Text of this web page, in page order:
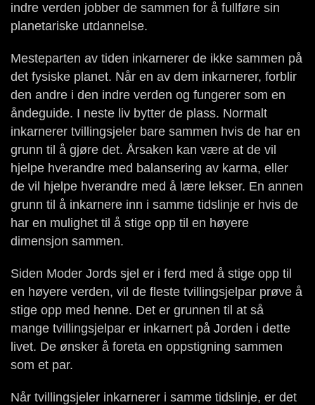
indre verden jobber de sammen for å fullføre sin
planetariske utdannelse.
Mesteparten av tiden inkarnerer de ikke sammen på
det fysiske planet. Når en av dem inkarnerer, forblir
den andre i den indre verden og fungerer som en
åndeguide. I neste liv bytter de plass. Normalt
inkarnerer tvillingsjeler bare sammen hvis de har en
grunn til å gjøre det. Årsaken kan være at de vil
hjelpe hverandre med balansering av karma, eller
de vil hjelpe hverandre med å lære lekser. En annen
grunn til å inkarnere inn i samme tidslinje er hvis de
har en mulighet til å stige opp til en høyere
dimensjon sammen.
Siden Moder Jords sjel er i ferd med å stige opp til
en høyere verden, vil de fleste tvillingsjelpar prøve å
stige opp med henne. Det er grunnen til at så
mange tvillingsjelpar er inkarnert på Jorden i dette
livet. De ønsker å foreta en oppstigning sammen
som et par.
Når tvillingsjeler inkarnerer i samme tidslinje, er det